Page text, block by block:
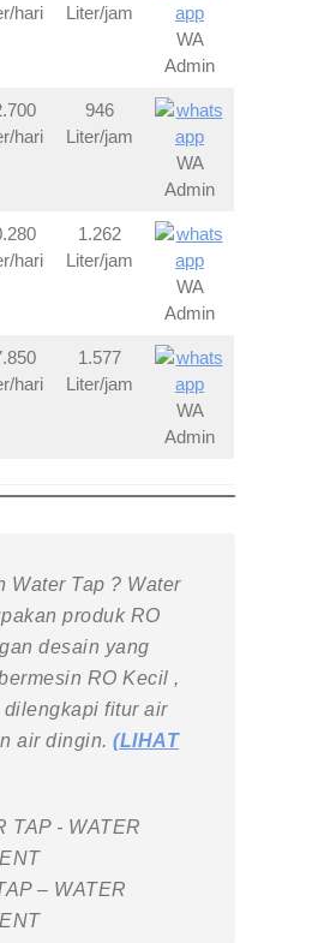
hari
Liter/jam
WA
Admin
hari
946
Liter/jam
WA
Admin
hari
1.262
Liter/jam
WA
Admin
hari
1.577
Liter/jam
WA
Admin
Water Tap ? Water
produk RO
desain yang
RO Kecil ,
fitur air
air dingin. (LIHAT
– WATER